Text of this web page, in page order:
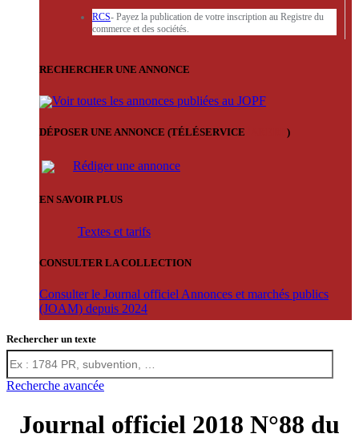
RCS- Payez la publication de votre inscription au Registre du
commerce et des sociétés.
RECHERCHER UNE ANNONCE
Voir toutes les annonces publiées au JOPF
DÉPOSER UNE ANNONCE (TÉLÉSERVICE )
Rédiger une annonce
EN SAVOIR PLUS
Textes et tarifs
CONSULTER LA COLLECTION
Consulter le Journal officiel Annonces et marchés publics
(JOAM) depuis 2024
Rechercher un texte
Recherche avancée
Journal officiel 2018 N°88 du